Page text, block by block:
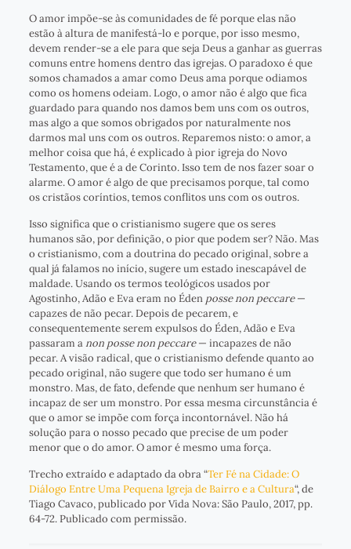
O amor impõe-se às comunidades de fé porque elas não
estão à altura de manifestá-lo e porque, por isso mesmo,
devem render-se a ele para que seja Deus a ganhar as guerras
comuns entre homens dentro das igrejas. O paradoxo é que
somos chamados a amar como Deus ama porque odiamos
como os homens odeiam. Logo, o amor não é algo que fica
guardado para quando nos damos bem uns com os outros,
mas algo a que somos obrigados por naturalmente nos
darmos mal uns com os outros. Reparemos nisto: o amor, a
melhor coisa que há, é explicado à pior igreja do Novo
Testamento, que é a de Corinto. Isso tem de nos fazer soar o
alarme. O amor é algo de que precisamos porque, tal como
os cristãos coríntios, temos conflitos uns com os outros.
Isso significa que o cristianismo sugere que os seres
humanos são, por definição, o pior que podem ser? Não. Mas
o cristianismo, com a doutrina do pecado original, sobre a
qual já falamos no início, sugere um estado inescapável de
maldade. Usando os termos teológicos usados por
Agostinho, Adão e Eva eram no Éden posse non peccare—
capazes de não pecar. Depois de pecarem, e
consequentemente serem expulsos do Éden, Adão e Eva
passaram anon posse non peccare— incapazes de não
pecar. A visão radical, que o cristianismo defende quanto ao
pecado original, não sugere que todo ser humano é um
monstro. Mas, de fato, defende que nenhum ser humano é
incapaz de ser um monstro. Por essa mesma circunstância é
que o amor se impõe com força incontornável. Não há
solução para o nosso pecado que precise de um poder
menor que o do amor. O amor é mesmo uma força.
Trecho extraído e adaptado da obra “Ter Fé na Cidade: O
Diálogo Entre Uma Pequena Igreja de Bairro e a Cultura“, de
Tiago Cavaco, publicado por Vida Nova: São Paulo, 2017, pp.
64-72. Publicado com permissão.